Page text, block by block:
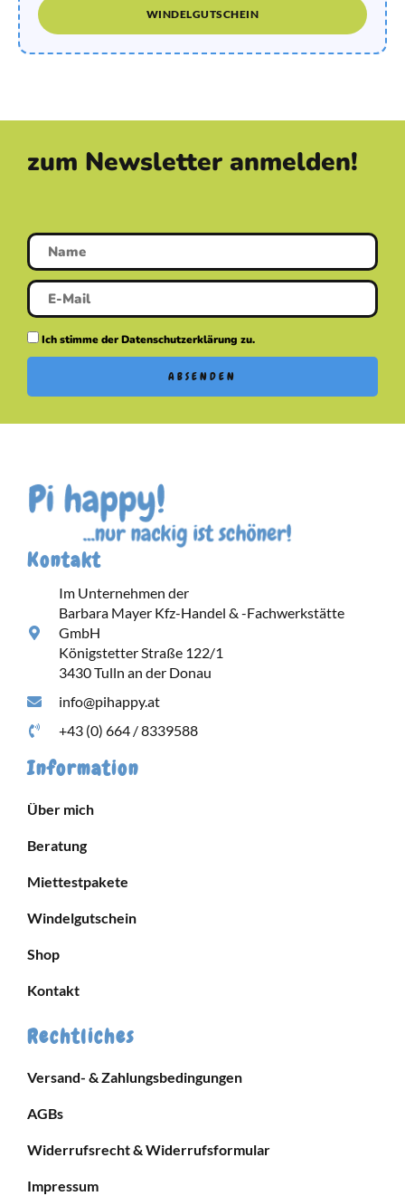
WINDELGUTSCHEIN
zum Newsletter anmelden!
Ich stimme der Datenschutzerklärung zu.
ABSENDEN
Kontakt
Im Unternehmen der
Barbara Mayer Kfz-Handel & -Fachwerkstätte
GmbH
Königstetter Straße 122/1
3430 Tulln an der Donau
info@pihappy.at
+43 (0) 664 / 8339588
Information
Über mich
Beratung
Miettestpakete
Windelgutschein
Shop
Kontakt
Rechtliches
Versand- & Zahlungsbedingungen
AGBs
Widerrufsrecht & Widerrufsformular
Impressum